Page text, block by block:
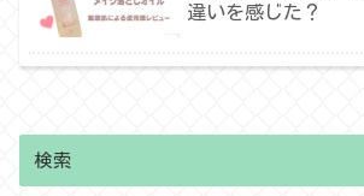
違いを感じた？
検索